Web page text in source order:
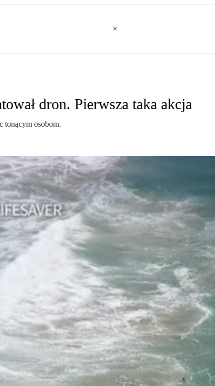
dron. Pierwsza taka akcja
tonącym osobom.